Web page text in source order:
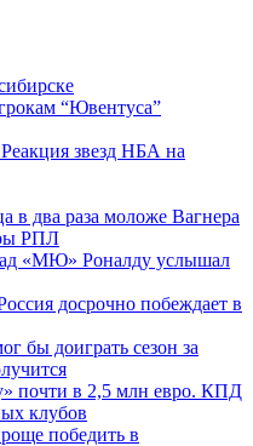
“Ювентуса”
звезд НБА на
в два раза моложе Вагнера
РПЛ
«МЮ» Роналду услышал
досрочно побеждает в
бы доиграть сезон за
почти в 2,5 млн евро. КПД
клубов
победить в